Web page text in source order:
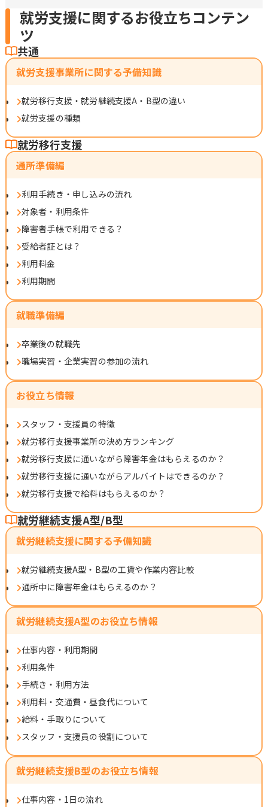
就労支援に関するお役立ちコンテン
ツ
共通
就労支援事業所に関する予備知識
就労移行支援・就労継続支援A・B型の違い
就労支援の種類
就労移行支援
通所準備編
利用手続き・申し込みの流れ
対象者・利用条件
障害者手帳で利用できる？
受給者証とは？
利用料金
利用期間
就職準備編
卒業後の就職先
職場実習・企業実習の参加の流れ
お役立ち情報
スタッフ・支援員の特徴
就労移行支援事業所の決め方ランキング
就労移行支援に通いながら障害年金はもらえるのか？
就労移行支援に通いながらアルバイトはできるのか？
就労移行支援で給料はもらえるのか？
就労継続支援A型/B型
就労継続支援に関する予備知識
就労継続支援A型・B型の工賃や作業内容比較
通所中に障害年金はもらえるのか？
就労継続支援A型のお役立ち情報
仕事内容・利用期間
利用条件
手続き・利用方法
利用料・交通費・昼食代について
給料・手取りについて
スタッフ・支援員の役割について
就労継続支援B型のお役立ち情報
仕事内容・1日の流れ